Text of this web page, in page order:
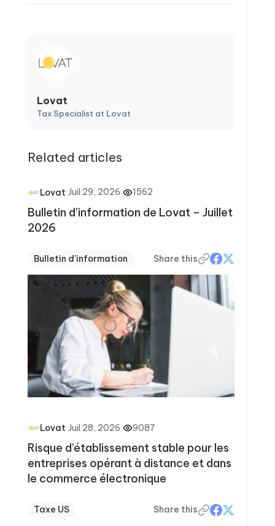
Lovat
Tax Specialist at Lovat
Related articles
Lovat·Juil 29, 2026· 1562
Bulletin d’information de Lovat – Juillet
2026
Bulletin d'information Share this
Lovat·Juil 28, 2026· 9087
Risque d’établissement stable pour les
entreprises opérant à distance et dans
le commerce électronique
Taxe US Share this